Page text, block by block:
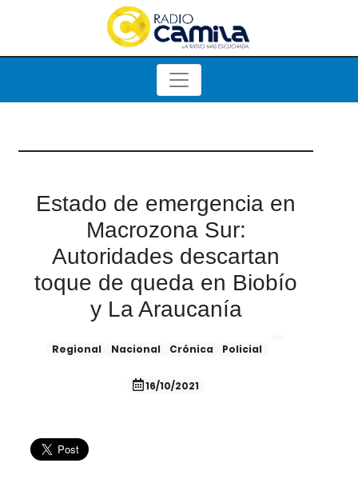
Estado de emergencia en
Macrozona Sur:
Autoridades descartan
toque de queda en Biobío
y La Araucanía
Regional Nacional Crónica Policial
16/10/2021